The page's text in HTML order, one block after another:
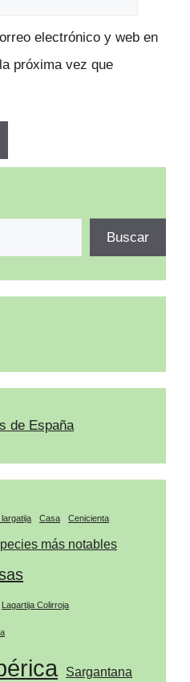
electrónico y web en
próxima vez que
Buscar
de España
Casa Cenicienta
más notables
Lagartija Colirroja
Sargantana